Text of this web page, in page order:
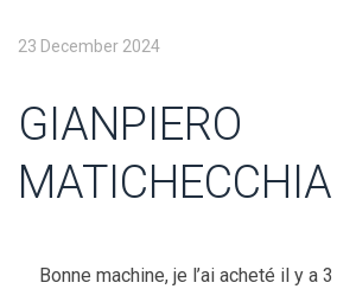
23 December 2024
GIANPIERO
MATICHECCHIA
Bonne machine, je l’ai acheté il y a